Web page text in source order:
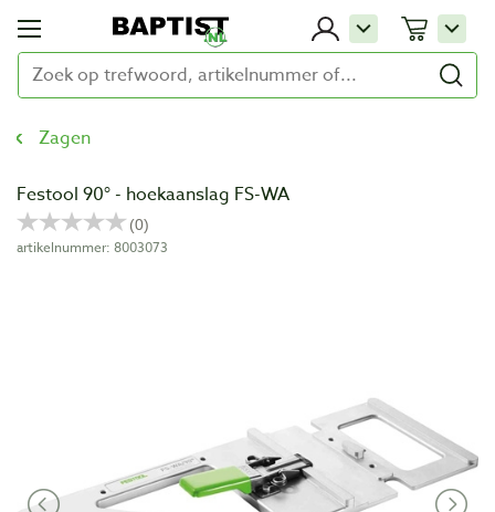
Zagen
Festool 90° - hoekaanslag FS-WA
artikelnummer: 8003073